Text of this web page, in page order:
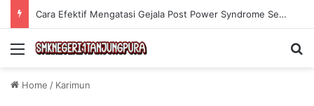
Cara Efektif Mengatasi Gejala Post Power Syndrome Setelah Pensiun Kerja
Menu
Home / Karimun